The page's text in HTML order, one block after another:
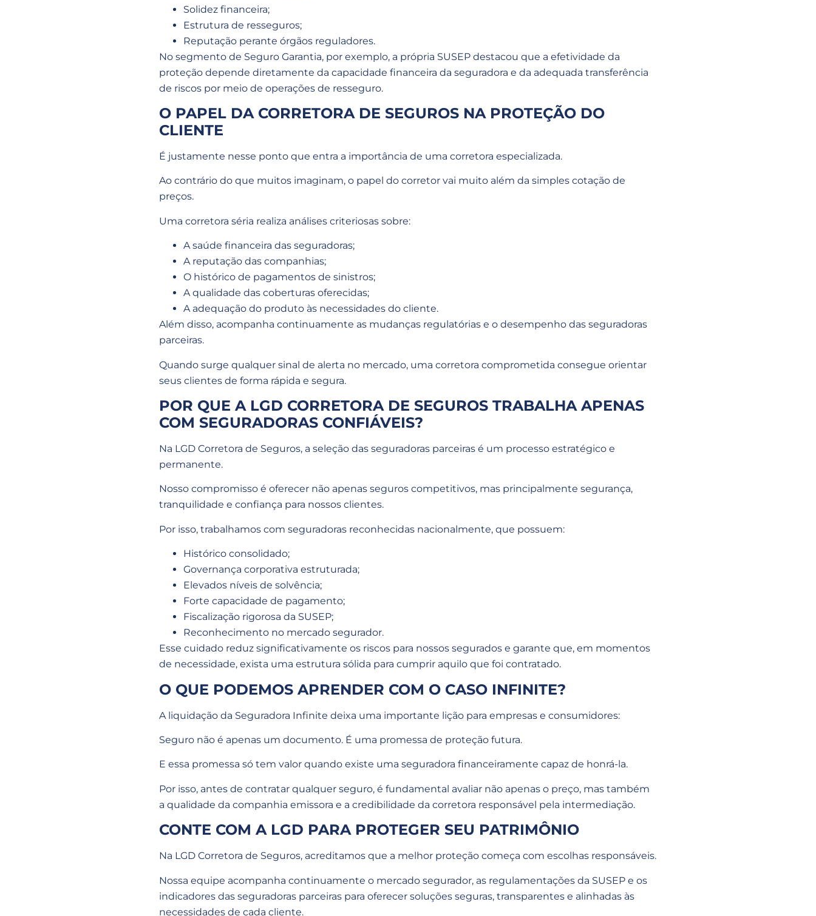
Solidez financeira;
Estrutura de resseguros;
Reputação perante órgãos reguladores.
No segmento de Seguro Garantia, por exemplo, a própria SUSEP destacou que a efetividade da
proteção depende diretamente da capacidade financeira da seguradora e da adequada transferência
de riscos por meio de operações de resseguro.
O PAPEL DA CORRETORA DE SEGUROS NA PROTEÇÃO DO
CLIENTE
É justamente nesse ponto que entra a importância de uma corretora especializada.
Ao contrário do que muitos imaginam, o papel do corretor vai muito além da simples cotação de
preços.
Uma corretora séria realiza análises criteriosas sobre:
A saúde financeira das seguradoras;
A reputação das companhias;
O histórico de pagamentos de sinistros;
A qualidade das coberturas oferecidas;
A adequação do produto às necessidades do cliente.
Além disso, acompanha continuamente as mudanças regulatórias e o desempenho das seguradoras
parceiras.
Quando surge qualquer sinal de alerta no mercado, uma corretora comprometida consegue orientar
seus clientes de forma rápida e segura.
POR QUE A LGD CORRETORA DE SEGUROS TRABALHA APENAS
COM SEGURADORAS CONFIÁVEIS?
Na LGD Corretora de Seguros, a seleção das seguradoras parceiras é um processo estratégico e
permanente.
Nosso compromisso é oferecer não apenas seguros competitivos, mas principalmente segurança,
tranquilidade e confiança para nossos clientes.
Por isso, trabalhamos com seguradoras reconhecidas nacionalmente, que possuem:
Histórico consolidado;
Governança corporativa estruturada;
Elevados níveis de solvência;
Forte capacidade de pagamento;
Fiscalização rigorosa da SUSEP;
Reconhecimento no mercado segurador.
Esse cuidado reduz significativamente os riscos para nossos segurados e garante que, em momentos
de necessidade, exista uma estrutura sólida para cumprir aquilo que foi contratado.
O QUE PODEMOS APRENDER COM O CASO INFINITE?
A liquidação da Seguradora Infinite deixa uma importante lição para empresas e consumidores:
Seguro não é apenas um documento. É uma promessa de proteção futura.
E essa promessa só tem valor quando existe uma seguradora financeiramente capaz de honrá-la.
Por isso, antes de contratar qualquer seguro, é fundamental avaliar não apenas o preço, mas também
a qualidade da companhia emissora e a credibilidade da corretora responsável pela intermediação.
CONTE COM A LGD PARA PROTEGER SEU PATRIMÔNIO
Na LGD Corretora de Seguros, acreditamos que a melhor proteção começa com escolhas responsáveis.
Nossa equipe acompanha continuamente o mercado segurador, as regulamentações da SUSEP e os
indicadores das seguradoras parceiras para oferecer soluções seguras, transparentes e alinhadas às
necessidades de cada cliente.